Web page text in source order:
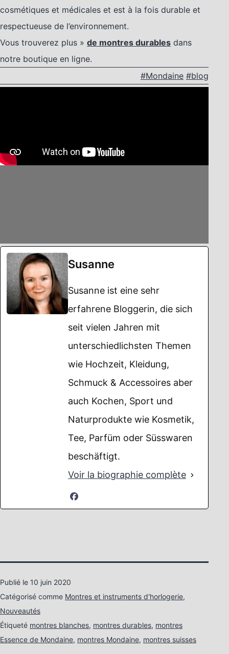
cosmétiques et médicales et est à la fois durable et
respectueuse de l’environnement.
Vous trouverez plus » de montres durables dans
notre boutique en ligne.
#Mondaine #blog
Susanne
Susanne ist eine sehr
erfahrene Bloggerin, die sich
seit vielen Jahren mit
unterschiedlichsten Themen
wie Hochzeit, Kleidung,
Schmuck & Accessoires aber
auch Kochen, Sport und
Naturprodukte wie Kosmetik,
Tee, Parfüm oder Süsswaren
beschäftigt.
Voir la biographie complète
Publié le 10 juin 2020
Catégorisé comme Montres et instruments d'horlogerie,
Nouveautés
Étiqueté montres blanches, montres durables, montres
Essence de Mondaine, montres Mondaine, montres suisses